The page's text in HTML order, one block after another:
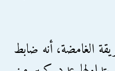
الغامضة، أنه ضابط